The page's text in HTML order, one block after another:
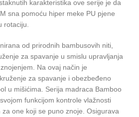
karakteristika ove serije je da
sna pomoću hiper meke PU pjene
rotaciju.
od prirodnih bambusovih niti,
za spavanje u smislu upravljanja
Na ovaj način je
za spavanje i obezbeđeno
u mišićima. Serija madraca Bamboo
funkcijom kontrole vlažnosti
one koji se puno znoje. Osigurava